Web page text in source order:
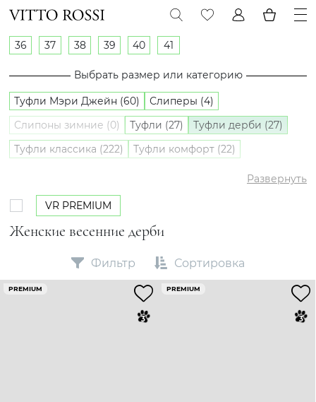
Женские весенние дерби
36 37 38 39 40 41
Выбрать размер или категорию
Туфли Мэри Джейн (60)
Слиперы (4)
Слипоны зимние (0)
Туфли (27)
Туфли дерби (27)
Туфли классика (222)
Туфли комфорт (22)
Слипоны (28)
Развернуть
VR PREMIUM
Фильтр Сортировка
PREMIUM PREMIUM